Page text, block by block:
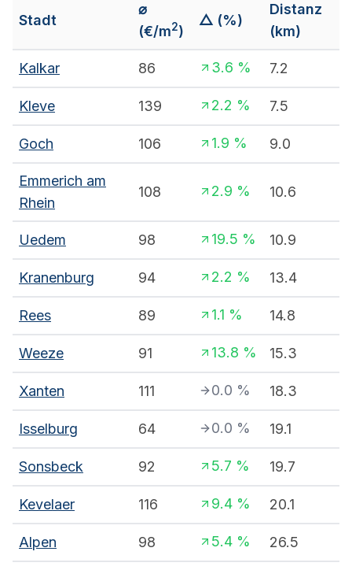
Stadt
⌀
(€/m2)
△ (%)
Distanz
(km)
Kalkar 86 3.6 % 7.2
Kleve 139 2.2 % 7.5
Goch 106 1.9 % 9.0
Emmerich am
Rhein
108 2.9 % 10.6
Uedem 98 19.5 % 10.9
Kranenburg 94 2.2 % 13.4
Rees 89 1.1 % 14.8
Weeze 91 13.8 % 15.3
Xanten 111 0.0 % 18.3
Isselburg 64 0.0 % 19.1
Sonsbeck 92 5.7 % 19.7
Kevelaer 116 9.4 % 20.1
Alpen 98 5.4 % 26.5